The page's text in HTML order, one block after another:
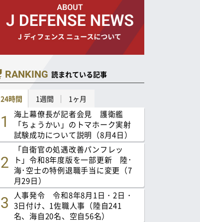
RANKING 読まれている記事
24時間 1週間 1ヶ月
海上幕僚長が記者会見 護衛艦
「ちょうかい」のトマホーク実射
試験成功について説明（8月4日）
「自衛官の処遇改善パンフレッ
ト」令和8年度版を一部更新 陸･
海･空士の特例退職手当に変更（7
月29日）
人事発令 令和8年8月1日・2日・
3日付け、1佐職人事（陸自241
名、海自20名、空自56名）